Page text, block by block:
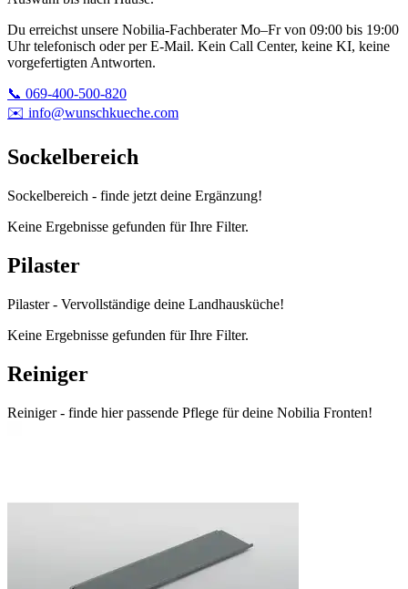
Du erreichst unsere Nobilia-Fachberater Mo–Fr von 09:00 bis 19:00
Uhr telefonisch oder per E-Mail. Kein Call Center, keine KI, keine
vorgefertigten Antworten.
📞 069-400-500-820
✉️ info@wunschkueche.com
Sockelbereich
Sockelbereich - finde jetzt deine Ergänzung!
Keine Ergebnisse gefunden für Ihre Filter.
Pilaster
Pilaster - Vervollständige deine Landhausküche!
Keine Ergebnisse gefunden für Ihre Filter.
Reiniger
Reiniger - finde hier passende Pflege für deine Nobilia Fronten!